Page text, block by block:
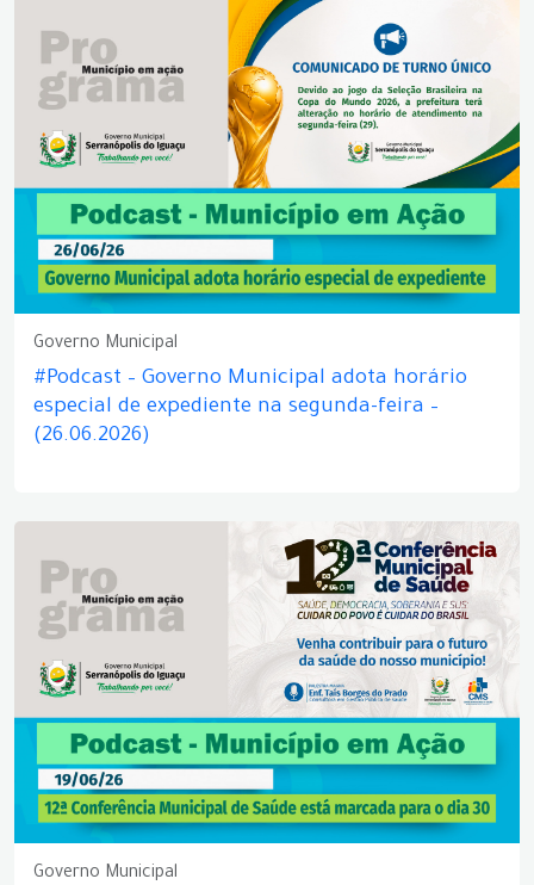
Governo Municipal
#Podcast – Governo Municipal adota horário
especial de expediente na segunda-feira –
(26.06.2026)
Governo Municipal